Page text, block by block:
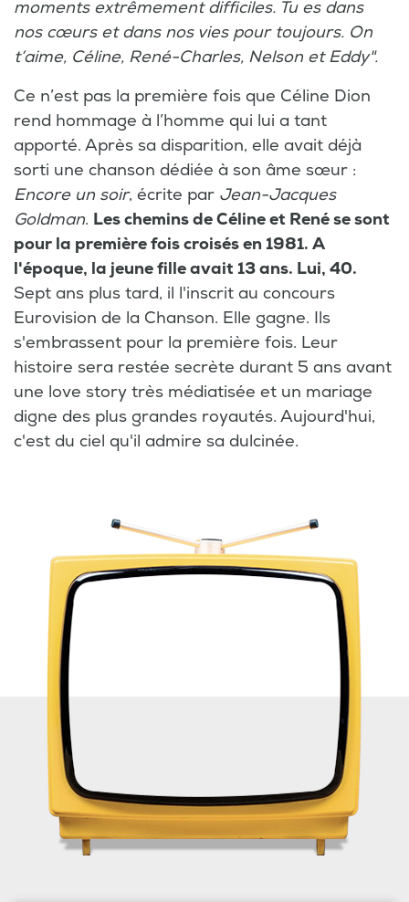
moments extrêmement difficiles. Tu es dans
nos cœurs et dans nos vies pour toujours. On
t’aime, Céline, René-Charles, Nelson et Eddy".
Ce n’est pas la première fois que Céline Dion
rend hommage à l’homme qui lui a tant
apporté. Après sa disparition, elle avait déjà
sorti une chanson dédiée à son âme sœur :
Encore un soir, écrite par Jean-Jacques
Goldman. Les chemins de Céline et René se sont
pour la première fois croisés en 1981. A
l'époque, la jeune fille avait 13 ans. Lui, 40.
Sept ans plus tard, il l'inscrit au concours
Eurovision de la Chanson. Elle gagne. Ils
s'embrassent pour la première fois. Leur
histoire sera restée secrète durant 5 ans avant
une love story très médiatisée et un mariage
digne des plus grandes royautés. Aujourd'hui,
c'est du ciel qu'il admire sa dulcinée.